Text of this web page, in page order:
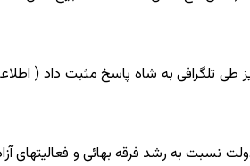
طی تلگرافی به شاه پاسخ مثبت داد (
به رشد فرقه بهائی و فعالیتهای